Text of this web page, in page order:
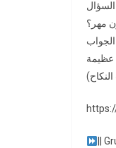
مهر؟
||